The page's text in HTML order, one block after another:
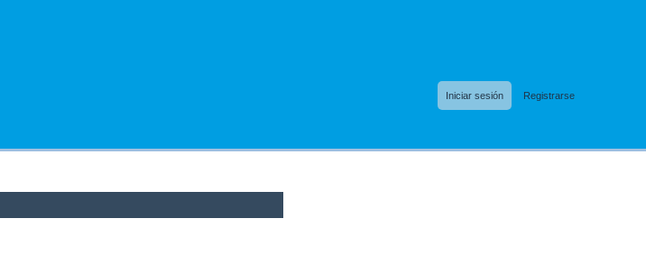
Iniciar sesión Registrarse